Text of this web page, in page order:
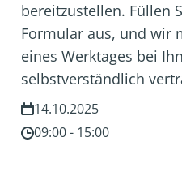
bereitzustellen. Füllen
Formular aus, und wir
eines Werktages bei
selbstverständlich
14.10.2025
09:00 - 15:00